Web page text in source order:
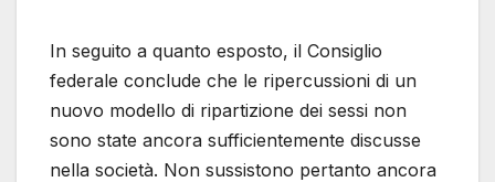
In seguito a quanto esposto, il Consiglio
federale conclude che le ripercussioni di un
nuovo modello di ripartizione dei sessi non
sono state ancora sufficientemente discusse
nella società. Non sussistono pertanto ancora